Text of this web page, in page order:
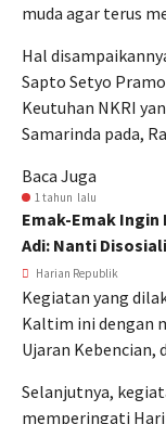
muda agar terus
Hal
Sapto Setyo
Keutuhan NKRI
Samarinda pada,
Baca Juga
1 tahun lalu
Emak-Emak Ingin
Adi: Nanti
Harian Republik
Kegiatan yang
Kaltim ini dengan
Ujaran Kebencian,
Selanjutnya,
memperingati Hari